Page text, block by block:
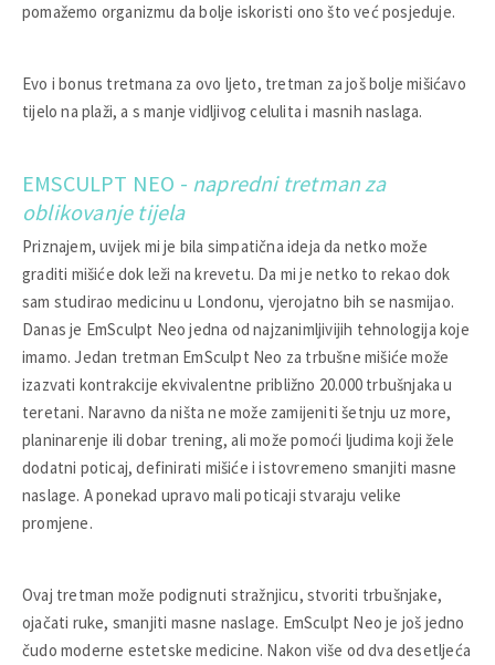
pomažemo organizmu da bolje iskoristi ono što već posjeduje.
Evo i bonus tretmana za ovo ljeto, tretman za još bolje mišićavo
tijelo na plaži, a s manje vidljivog celulita i masnih naslaga.
EMSCULPT NEO - napredni tretman za
oblikovanje tijela
Priznajem, uvijek mi je bila simpatična ideja da netko može
graditi mišiće dok leži na krevetu. Da mi je netko to rekao dok
sam studirao medicinu u Londonu, vjerojatno bih se nasmijao.
Danas je EmSculpt Neo jedna od najzanimljivijih tehnologija koje
imamo. Jedan tretman EmSculpt Neo za trbušne mišiće može
izazvati kontrakcije ekvivalentne približno 20.000 trbušnjaka u
teretani. Naravno da ništa ne može zamijeniti šetnju uz more,
planinarenje ili dobar trening, ali može pomoći ljudima koji žele
dodatni poticaj, definirati mišiće i istovremeno smanjiti masne
naslage. A ponekad upravo mali poticaji stvaraju velike
promjene.
Ovaj tretman može podignuti stražnjicu, stvoriti trbušnjake,
ojačati ruke, smanjiti masne naslage. EmSculpt Neo je još jedno
čudo moderne estetske medicine. Nakon više od dva desetljeća